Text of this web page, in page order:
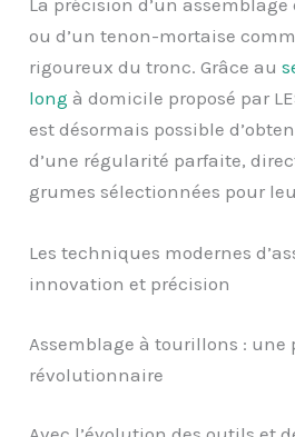
ou d’un tenon-mortaise
rigoureux du tronc. Grâce au
long à domicile proposé par
est désormais possible
d’une régularité parfaite,
grumes sélectionnées pour
Les techniques modernes
innovation et précision
Assemblage à tourillons : une
révolutionnaire